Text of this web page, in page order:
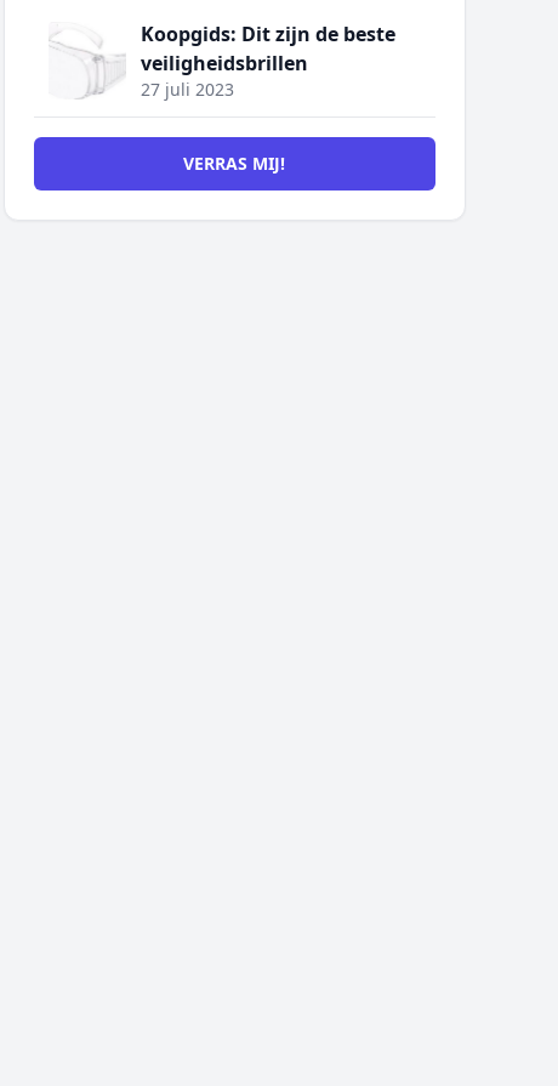
Koopgids: Dit zijn de beste
veiligheidsbrillen
27 juli 2023
VERRAS MIJ!